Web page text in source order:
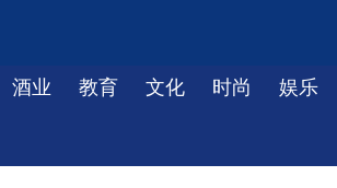
酒业 教育 文化 时尚 娱乐